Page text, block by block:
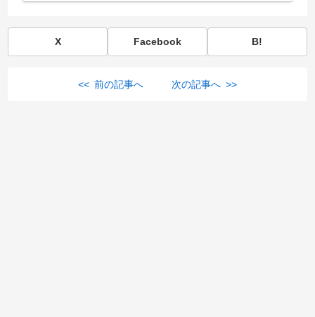
X Facebook B!
<< 前の記事へ 次の記事へ >>